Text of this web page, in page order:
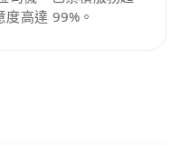
高達 99%。